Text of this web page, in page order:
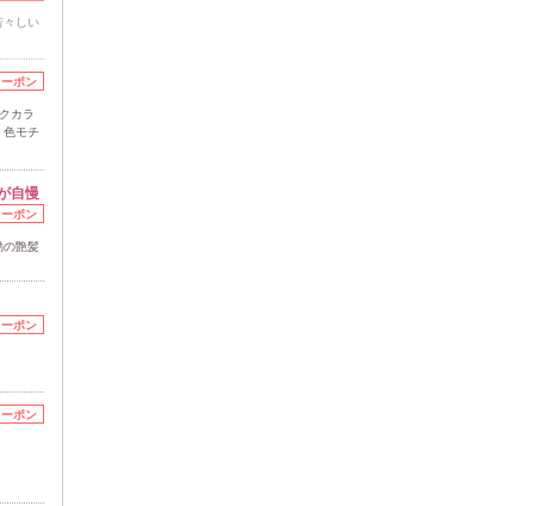
々しい
ポン
カラ
色モチ
自慢
ポン
の艶髪
ポン
ポン